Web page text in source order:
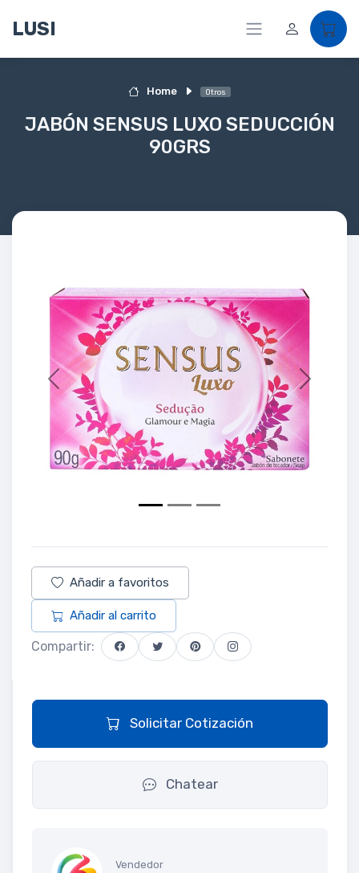
LUSI
Home Otros
JABÓN SENSUS LUXO SEDUCCIÓN
90GRS
Previous Next
Añadir a favoritos
Añadir al carrito
Compartir:
Solicitar Cotización
Chatear
Vendedor